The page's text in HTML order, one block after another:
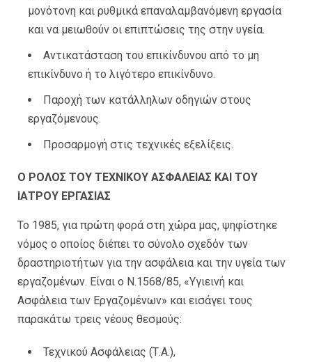
μονότονη και ρυθμικά επαναλαμβανόμενη εργασία
και να μειωθούν οι επιπτώσεις της στην υγεία.
Αντικατάσταση του επικίνδυνου από το μη
επικίνδυνο ή το λιγότερο επικίνδυνο.
Παροχή των κατάλληλων οδηγιών στους
εργαζόμενους.
Προσαρμογή στις τεχνικές εξελίξεις.
Ο ΡΟΛΟΣ ΤΟΥ ΤΕΧΝΙΚΟΥ ΑΣΦΑΛΕΙΑΣ ΚΑΙ ΤΟΥ
ΙΑΤΡΟΥ ΕΡΓΑΣΙΑΣ
Το 1985, για πρώτη φορά στη χώρα μας, ψηφίστηκε
νόμος ο οποίος διέπει το σύνολο σχεδόν των
δραστηριοτήτων για την ασφάλεια και την υγεία των
εργαζομένων. Είναι ο Ν.1568/85, «Υγιεινή και
Ασφάλεια των Εργαζομένων» και εισάγει τους
παρακάτω τρεις νέους θεσμούς:
Τεχνικού Ασφάλειας (Τ.Α.),